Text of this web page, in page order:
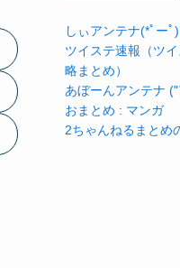
しぃアンテナ(*ﾟー
ツイステ速報（ツ
略まとめ）
あぼーんアンテナ
おまとめ : マンガ
2ちゃんねるまとめ